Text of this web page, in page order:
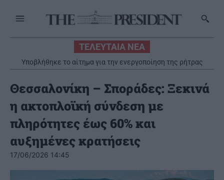
ΤΕΛΕΥΤΑΙΑ ΝΕΑ
Υποβλήθηκε το αίτημα για την ενεργοποίηση της ρήτρας
διαφυγής για την ενεργειακή ανθεκτικότητα
Θεσσαλονίκη – Σποράδες: Ξεκινά
η ακτοπλοϊκή σύνδεση με
πληρότητες έως 60% και
αυξημένες κρατήσεις
17/06/2026 14:45